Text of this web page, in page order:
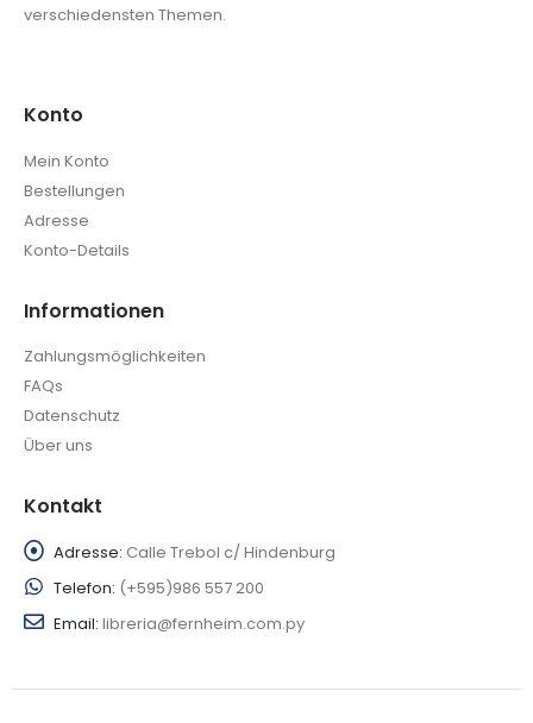
verschiedensten Themen.
Konto
Mein Konto
Bestellungen
Adresse
Konto-Details
Informationen
Zahlungsmöglichkeiten
FAQs
Datenschutz
Über uns
Kontakt
Adresse: Calle Trebol c/ Hindenburg
Telefon: (+595)986 557 200
Email: libreria@fernheim.com.py